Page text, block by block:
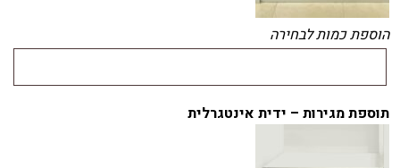
הוספת כמות לבחירה
תוספת מגירות – ידית אינטגרלית